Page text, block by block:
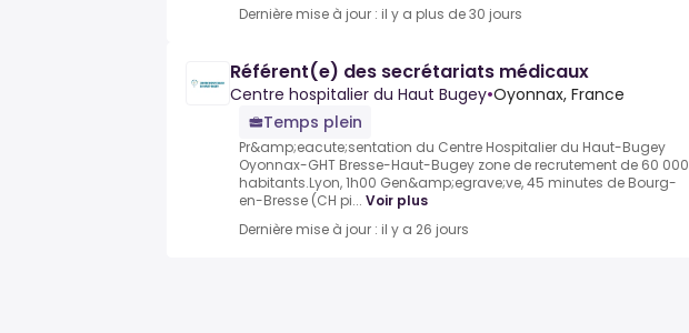
Dernière mise à jour : il y a plus de 30 jours
Référent(e) des secrétariats médicaux
Centre hospitalier du Haut Bugey•Oyonnax, France
Temps plein
Pr&amp;eacute;sentation du Centre Hospitalier du Haut-Bugey
Oyonnax-GHT Bresse-Haut-Bugey zone de recrutement de 60 000
habitants.Lyon, 1h00 Gen&amp;egrave;ve, 45 minutes de Bourg-
en-Bresse (CH pi... Voir plus
Dernière mise à jour : il y a 26 jours